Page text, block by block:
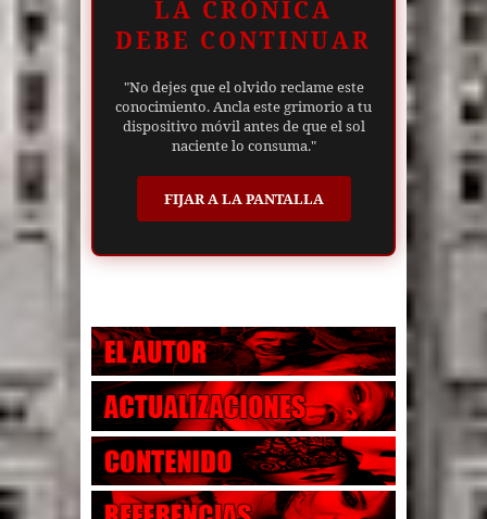
LA CRÓNICA
DEBE CONTINUAR
"No dejes que el olvido reclame este
conocimiento. Ancla este grimorio a tu
dispositivo móvil antes de que el sol
naciente lo consuma."
FIJAR A LA PANTALLA